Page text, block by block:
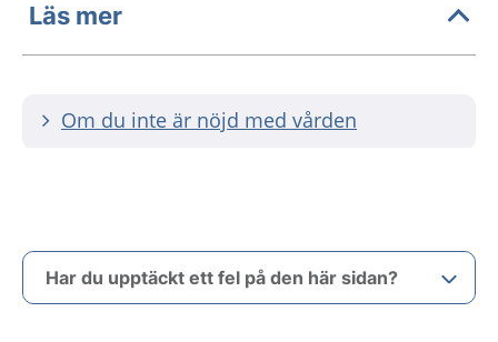
Läs mer
Om du inte är nöjd med vården
Har du upptäckt ett fel på den här sidan?